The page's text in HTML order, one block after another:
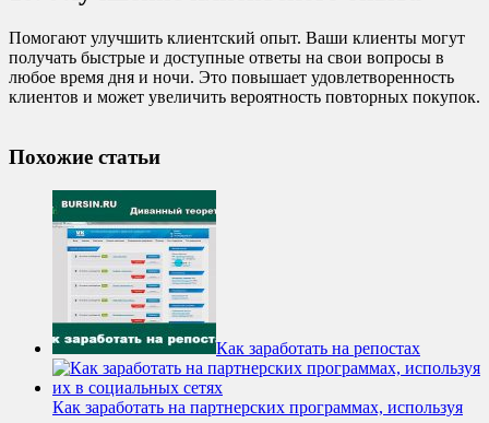
Помогают улучшить клиентский опыт. Ваши клиенты могут
получать быстрые и доступные ответы на свои вопросы в
любое время дня и ночи. Это повышает удовлетворенность
клиентов и может увеличить вероятность повторных покупок.
Похожие статьи
Как заработать на репостах
Как заработать на партнерских программах, используя